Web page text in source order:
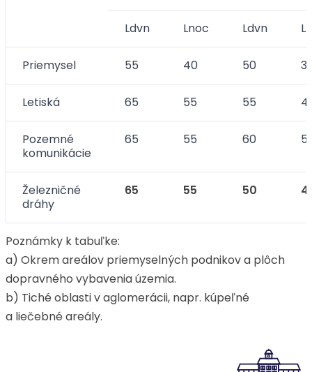
Ldvn Lnoc Ldvn
Priemysel 55 40 50
Letiská 65 55 55
Pozemné
komunikácie
65 55 60
Železničné
dráhy
65 55 50
Poznámky k tabuľke:
a) Okrem areálov priemyselných podnikov a plôch
dopravného vybavenia územia.
b) Tiché oblasti v aglomerácii, napr. kúpeľné
a liečebné areály.